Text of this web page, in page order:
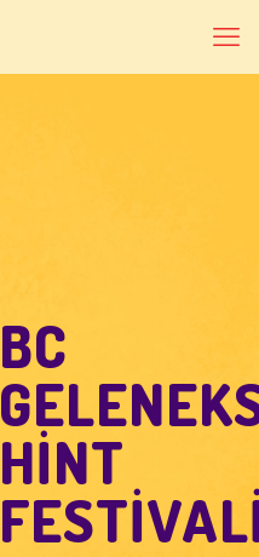
BC
HİNT